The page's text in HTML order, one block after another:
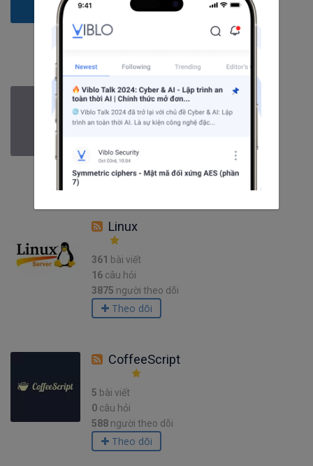
câu hỏi
3146
C
63bài viết
1748người theo dõi
Theo dõi
Linux
361 bài viết
16 câu hỏi
3875 người theo dõi
Theo dõi
CoffeeScript
5 bài viết
0 câu hỏi
588 người theo dõi
Theo dõi